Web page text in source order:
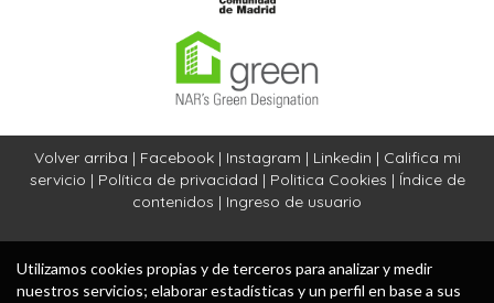
Volver arriba | Facebook| Instagram | Linkedin | Califica mi
servicio | Política de privacidad | Politica Cookies | Índice de
contenidos | Ingreso de usuario
Utilizamos cookies propias y de terceros para analizar y medir
nuestros servicios; elaborar estadísticas y un perfil en base a sus